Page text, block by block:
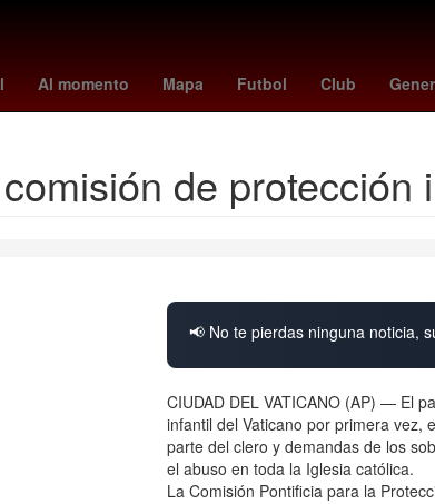
Al momento Mapa Futbol Club
Direction congo fc Antonela Roccuzzo Agresión
de protección
📢 No te pierdas ninguna noticia,
CIUDAD DEL VATICANO (AP) — El
infantil del Vaticano por primera vez,
parte del clero y demandas de los
el abuso en toda la Iglesia católica.
La Comisión Pontificia para la